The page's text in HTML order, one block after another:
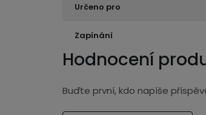
Určeno pro
Zapínání
Hodnocení
Buďte první, kdo napíše